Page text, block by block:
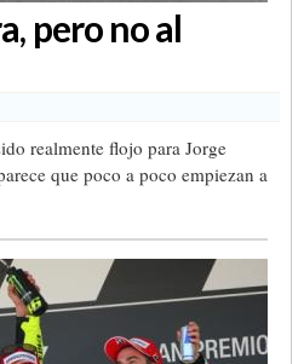
pero no al
realmente flojo para Jorge
que poco a poco empiezan a